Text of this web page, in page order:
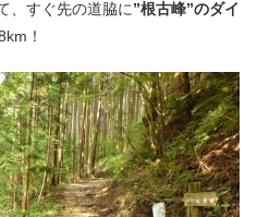
、すぐ先の道脇に”根古峰”のダイ
！